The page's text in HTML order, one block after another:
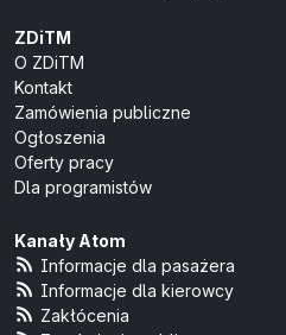
ZDiTM
O ZDiTM
Kontakt
Zamówienia publiczne
Ogłoszenia
Oferty pracy
Dla programistów
Kanały Atom
Informacje dla pasażera
Informacje dla kierowcy
Zakłócenia